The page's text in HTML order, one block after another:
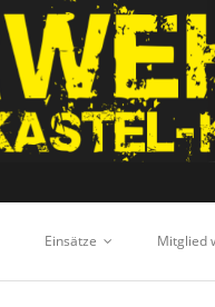
Einsätze Mitglied